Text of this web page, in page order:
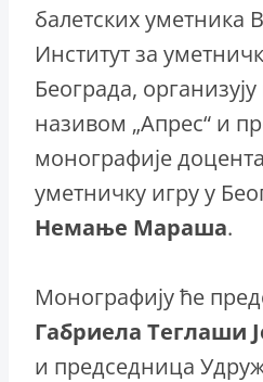
балетских уметника
Институт за
Београда,
називом „Апрес“ и
монографије
уметничку игру у
Немање Мараша.
Монографију ће
Габриела Теглаши
и председница